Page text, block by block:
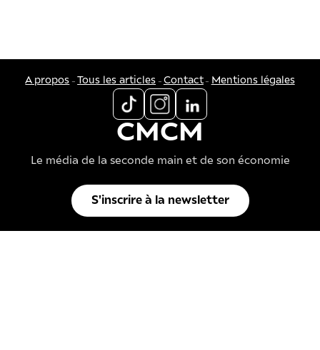
A propos - Tous les articles - Contact - Mentions légales
CMCM
Le média de la seconde main et de son économie
S'inscrire à la newsletter